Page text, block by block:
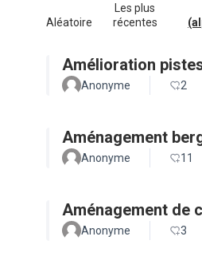
Aléatoire
Les plus
récentes
Amélioration
Anonyme 2
Aménagement
Anonyme 11
Aménagement de
Anonyme 3